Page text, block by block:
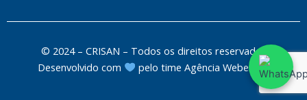
© 2024 – CRISAN – Todos os direitos reservados
Desenvolvido com
pelo time Agência Weber.